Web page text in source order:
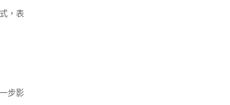
，表
步影